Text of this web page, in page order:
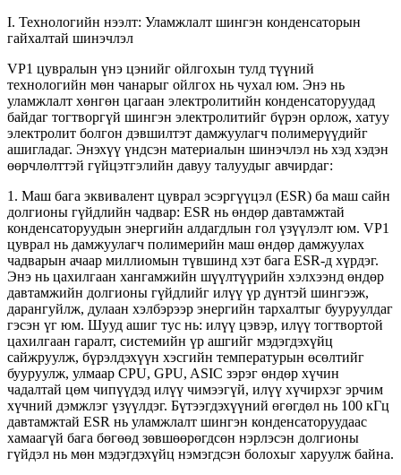
I. Технологийн нээлт: Уламжлалт шингэн конденсаторын
гайхалтай шинэчлэл
VP1 цувралын үнэ цэнийг ойлгохын тулд түүний
технологийн мөн чанарыг ойлгох нь чухал юм. Энэ нь
уламжлалт хөнгөн цагаан электролитийн конденсаторуудад
байдаг тогтворгүй шингэн электролитийг бүрэн орлож, хатуу
электролит болгон дэвшилтэт дамжуулагч полимерүүдийг
ашигладаг. Энэхүү үндсэн материалын шинэчлэл нь хэд хэдэн
өөрчлөлттэй гүйцэтгэлийн давуу талуудыг авчирдаг:
1. Маш бага эквивалент цуврал эсэргүүцэл (ESR) ба маш сайн
долгионы гүйдлийн чадвар: ESR нь өндөр давтамжтай
конденсаторуудын энергийн алдагдлын гол үзүүлэлт юм. VP1
цуврал нь дамжуулагч полимерийн маш өндөр дамжуулах
чадварын ачаар миллиомын түвшинд хэт бага ESR-д хүрдэг.
Энэ нь цахилгаан хангамжийн шүүлтүүрийн хэлхээнд өндөр
давтамжийн долгионы гүйдлийг илүү үр дүнтэй шингээж,
дарангуйлж, дулаан хэлбэрээр энергийн тархалтыг бууруулдаг
гэсэн үг юм. Шууд ашиг тус нь: илүү цэвэр, илүү тогтвортой
цахилгаан гаралт, системийн үр ашгийг мэдэгдэхүйц
сайжруулж, бүрэлдэхүүн хэсгийн температурын өсөлтийг
бууруулж, улмаар CPU, GPU, ASIC зэрэг өндөр хүчин
чадалтай цөм чипүүдэд илүү чимээгүй, илүү хүчирхэг эрчим
хүчний дэмжлэг үзүүлдэг. Бүтээгдэхүүний өгөгдөл нь 100 кГц
давтамжтай ESR нь уламжлалт шингэн конденсаторуудаас
хамаагүй бага бөгөөд зөвшөөрөгдсөн нэрлэсэн долгионы
гүйдэл нь мөн мэдэгдэхүйц нэмэгдсэн болохыг харуулж байна.